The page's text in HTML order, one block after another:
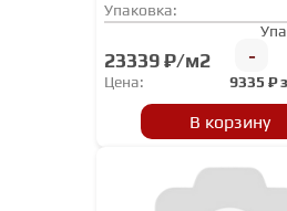
Упаковка:
23339 ₽/м2 -
Цена: 9335₽
В корзину